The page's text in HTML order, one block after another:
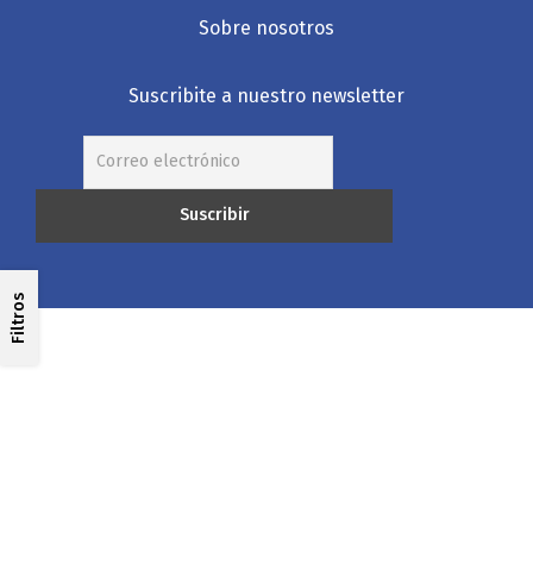
Filtros
Sobre nosotros
Suscribite a nuestro newsletter